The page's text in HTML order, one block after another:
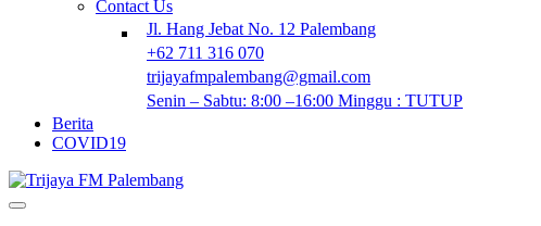
Contact Us
Jl. Hang Jebat No. 12 Palembang
+62 711 316 070
trijayafmpalembang@gmail.com
Senin – Sabtu: 8:00 –16:00 Minggu : TUTUP
Berita
COVID19